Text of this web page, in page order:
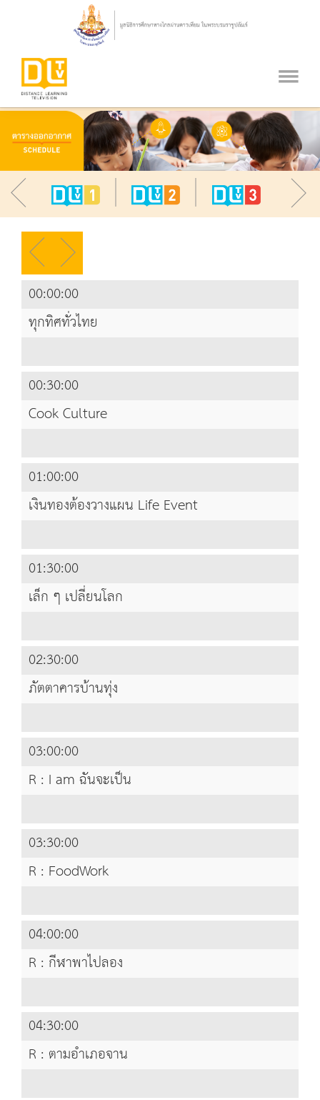
00:00:00
ทุกทิศทั่วไทย
00:30:00
Cook Culture
01:00:00
เงินทองต้องวางแผน Life Event
01:30:00
เล็ก ๆ เปลี่ยนโลก
02:30:00
ภัตตาคารบ้านทุ่ง
03:00:00
R : I am ฉันจะเป็น
03:30:00
R : FoodWork
04:00:00
R : กีฬาพาไปลอง
04:30:00
R : ตามอำเภอจาน